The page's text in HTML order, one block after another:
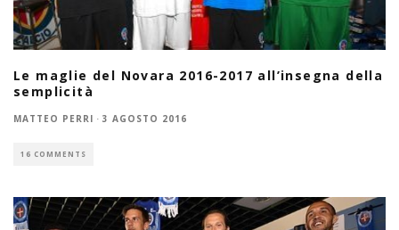
Le maglie del Novara 2016-2017 all’insegna della
semplicità
MATTEO PERRI · 3 AGOSTO 2016
16 COMMENTS